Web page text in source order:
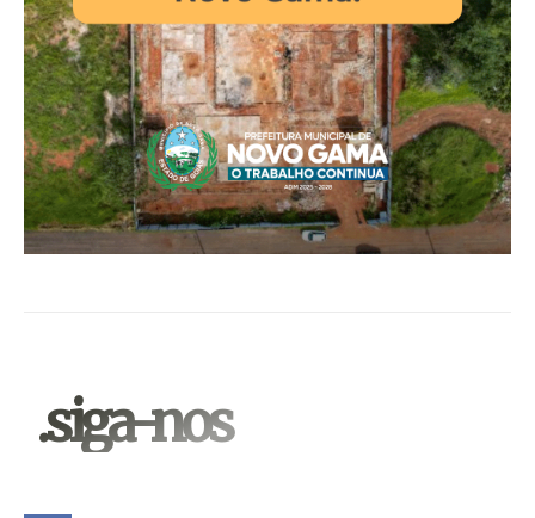
.siga-nos